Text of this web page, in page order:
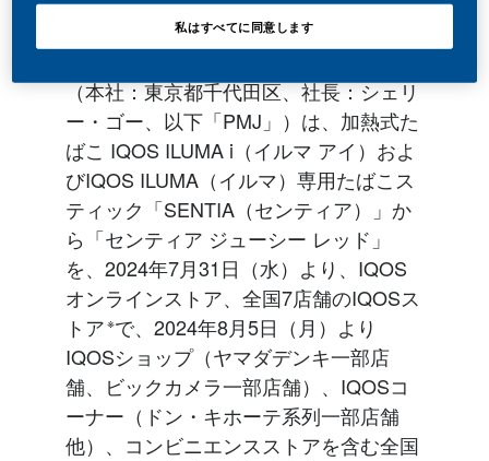
（本社：東京都千代田区、社長：シェリ
ー・ゴー、以下「PMJ」）は、加熱式た
ばこ IQOS ILUMA i（イルマ アイ）およ
びIQOS ILUMA（イルマ）専用たばこス
ティック「SENTIA（センティア）」か
ら「センティア ジューシー レッド」
を、2024年7月31日（水）より、IQOS
オンラインストア、全国7店舗のIQOSス
トア※で、2024年8月5日（月）より
IQOSショップ（ヤマダデンキ一部店
舗、ビックカメラ一部店舗）、IQOSコ
ーナー（ドン・キホーテ系列一部店舗
他）、コンビニエンスストアを含む全国
私はすべてに同意します